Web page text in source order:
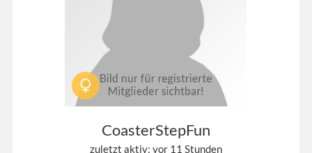
CoasterStepFun
zuletzt aktiv: vor 11 Stunden